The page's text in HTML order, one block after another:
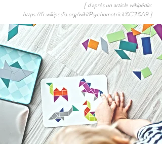
[ d'après un article wikipédia:
https://fr.wikipedia.org/wiki/Psychomotricit%C3%A9]